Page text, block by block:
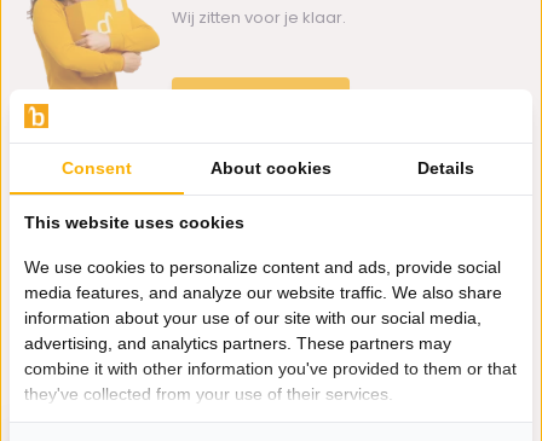
Wij zitten voor je klaar.
klantenservice@bazaaronline.nl
Ontvang de nieuwste aanbiedingen en promoties. We zullen
je niet spammen, beloofd.
Consent About cookies Details
This website uses cookies
We use cookies to personalize content and ads, provide social
media features, and analyze our website traffic. We also share
information about your use of our site with our social media,
advertising, and analytics partners. These partners may
combine it with other information you've provided to them or that
they've collected from your use of their services.